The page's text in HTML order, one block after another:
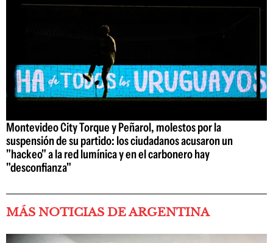
Montevideo City Torque y Peñarol, molestos por la
suspensión de su partido: los ciudadanos acusaron un
"hackeo" a la red lumínica y en el carbonero hay
"desconfianza"
MÁS NOTICIAS DE ARGENTINA